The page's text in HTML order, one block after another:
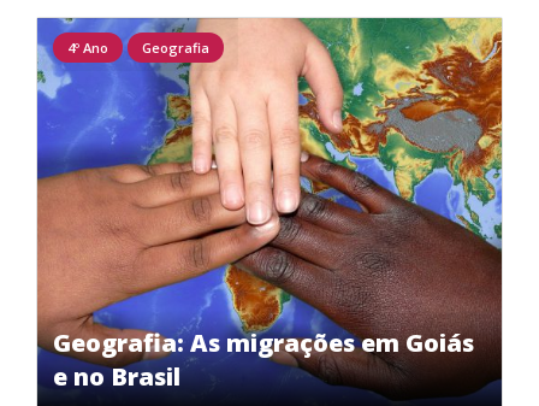
Geografia: As migrações em Goiás
e no Brasil
4º Ano Geografia